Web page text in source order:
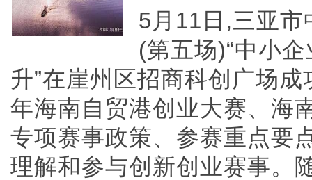
5月11日,三亚
(第五场)“中小
升”在崖州区招商科创广场
年海南自贸港创业大赛、海
专项赛事政策、参赛重点要
理解和参与创新创业赛事。